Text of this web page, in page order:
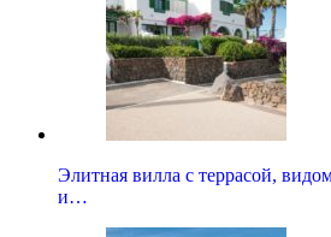
Элитная вилла с террасой,
и…